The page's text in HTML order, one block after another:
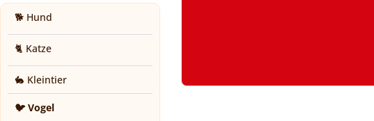
🐕 Hund
🐈 Katze
🐇 Kleintier
🐦 Vogel